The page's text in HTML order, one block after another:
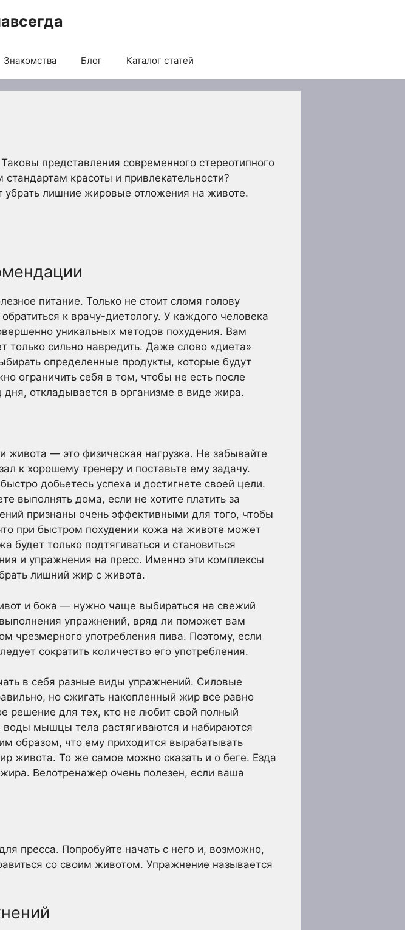
Знакомства Блог Каталог статей
представления современного стереотипного
красоты и привлекательности?
убрать лишние жировые отложения на животе.
питание. Только не стоит сломя голову
к врачу-диетологу. У каждого человека
уникальных методов похудения. Вам
сильно навредить. Даже слово «диета»
определенные продукты, которые будут
ограничить себя в том, чтобы не есть после
откладывается в организме в виде жира.
живота — это физическая нагрузка. Не забывайте
к хорошему тренеру и поставьте ему задачу.
добьетесь успеха и достигнете своей цели.
выполнять дома, если не хотите платить за
признаны очень эффективными для того, чтобы
при быстром похудении кожа на животе может
будет только подтягиваться и становиться
и упражнения на пресс. Именно эти комплексы
лишний жир с живота.
и бока — нужно чаще выбираться на свежий
упражнений, вряд ли поможет вам
чрезмерного употребления пива. Поэтому, если
сократить количество его употребления.
в себя разные виды упражнений. Силовые
но сжигать накопленный жир все равно
решение для тех, кто не любит свой полный
мышцы тела растягиваются и набираются
образом, что ему приходится вырабатывать
живота. То же самое можно сказать и о беге. Езда
Велотренажер очень полезен, если ваша
пресса. Попробуйте начать с него и, возможно,
со своим животом. Упражнение называется